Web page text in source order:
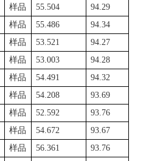
样品 55.504
94.29
样品 55.486
94.34
样品 53.521
94.27
样品 53.003
94.28
样品 54.491
94.32
样品 54.208
93.69
样品 52.592
93.76
样品 54.672
93.67
样品 56.361
93.76